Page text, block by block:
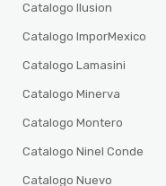
Catalogo Ilusion
Catalogo ImporMexico
Catalogo Lamasini
Catalogo Minerva
Catalogo Montero
Catalogo Ninel Conde
Catalogo Nuevo